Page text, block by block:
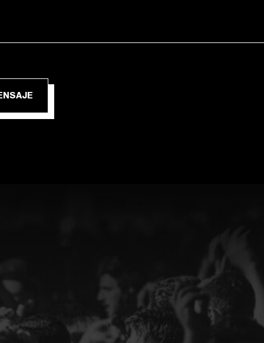
MENSAJE